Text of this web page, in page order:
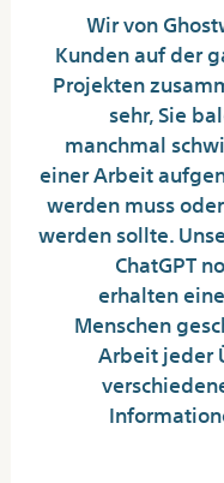
Wir von
Kunden auf der
Projekten
sehr, Sie
manchmal
einer Arbeit
werden muss
werden sollte.
ChatGPT
erhalten
Menschen
Arbeit jeder